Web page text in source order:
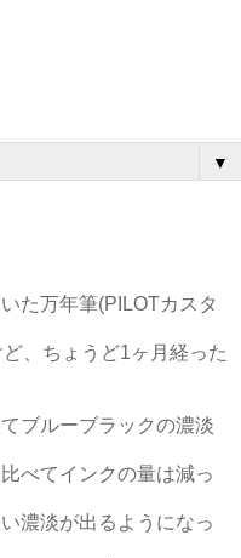
▼
た万年筆(PILOTカスタ
、ちょうど1ヶ月経った
ブルーブラックの濃淡
べてインクの量は減っ
濃淡が出るようになっ